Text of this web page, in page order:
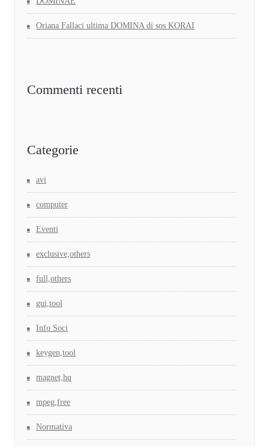
Oriana Fallaci ultima DOMINA di sos KORAI
Commenti recenti
Categorie
avi
computer
Eventi
exclusive,others
full,others
gui,tool
Info Soci
keygen,tool
magnet,hq
mpeg,free
Normativa